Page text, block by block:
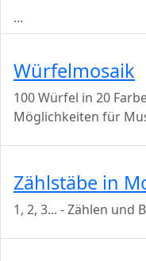
...
Würfelmosaik
100 Würfel in 20
Möglichkeiten für
Zählstäbe in
1, 2, 3... - Zählen und